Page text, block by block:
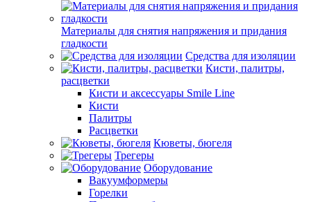
Материалы для снятия напряжения и придания
гладкости
Средства для изоляции
Кисти, палитры,
расцветки
Кисти и аксессуары Smile Line
Кисти
Палитры
Расцветки
Кюветы, бюгеля
Трегеры
Оборудование
Вакуумформеры
Горелки